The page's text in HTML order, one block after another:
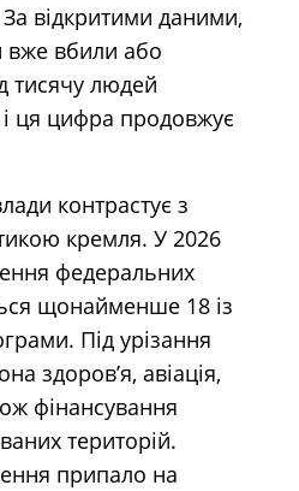
відкритими даними,
вже вбили або
тисячу людей
і ця цифра продовжує
контрастує з
кремля. У 2026
федеральних
щонайменше 18 із
Під урізання
здоров’я, авіація,
фінансування
територій.
припало на